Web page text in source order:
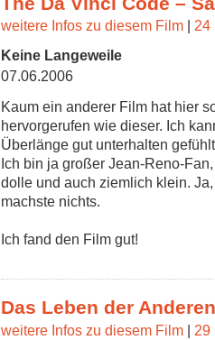
weitere Infos zu diesem Film | 24
Keine Langeweile
07.06.2006
Kaum ein anderer Film hat hier
hervorgerufen wie dieser. Ich
Überlänge gut unterhalten
Ich bin ja großer Jean-Reno-
dolle und auch ziemlich klein.
machste nichts.
Ich fand den Film gut!
Das Leben der Anderen
weitere Infos zu diesem Film | 29